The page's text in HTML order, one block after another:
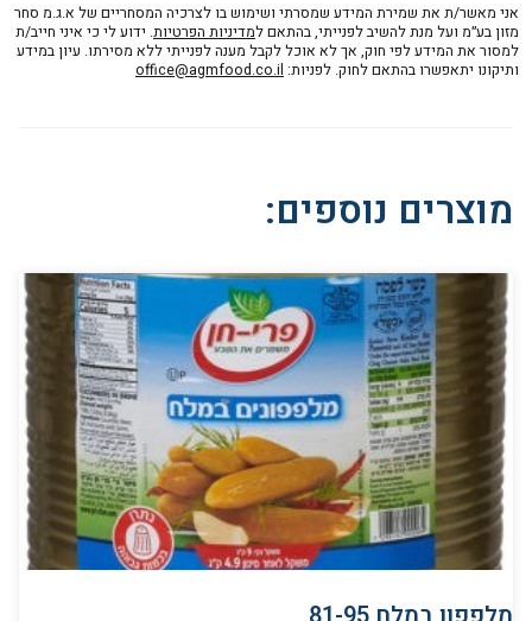
אני מאשר/ת את שמירת המידע שמסרתי ושימוש בו לצרכיה המסחריים של א.ג.מ סחר
מזון בע״מ ועל מנת להשיב לפנייתי, בהתאם למדיניות הפרטיות. ידוע לי כי איני חייב/ת
למסור את המידע לפי חוק, אך לא אוכל לקבל מענה לפנייתי ללא מסירתו. עיון במידע
ותיקונו יתאפשרו בהתאם לחוק. לפניות: office@agmfood.co.il
מוצרים נוספים: